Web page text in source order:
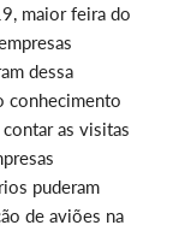
maior feira do
dessa
conhecimento
as visitas
puderam
de aviões na